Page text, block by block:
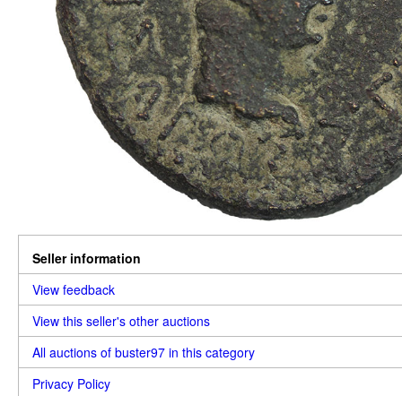
Seller information
View feedback
View this seller's other auctions
All auctions of buster97 in this category
Privacy Policy